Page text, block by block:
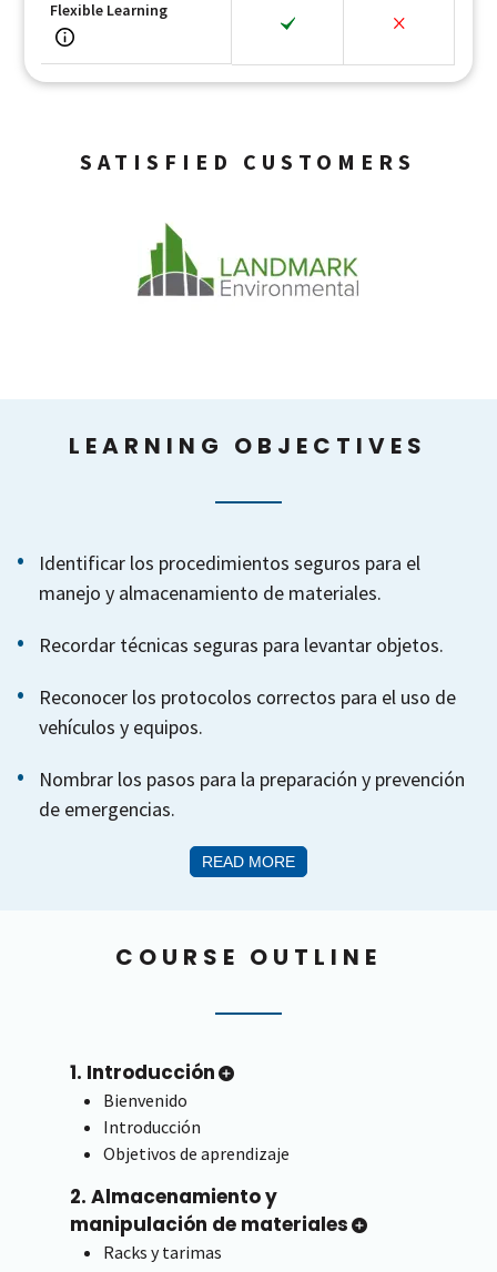
Flexible Learning
SATISFIED CUSTOMERS
LEARNING OBJECTIVES
Identificar los procedimientos seguros para el
manejo y almacenamiento de materiales.
Recordar técnicas seguras para levantar objetos.
Reconocer los protocolos correctos para el uso de
vehículos y equipos.
Nombrar los pasos para la preparación y prevención
de emergencias.
READ MORE
COURSE OUTLINE
1. Introducción
Bienvenido
Introducción
Objetivos de aprendizaje
2. Almacenamiento y
manipulación de materiales
Racks y tarimas